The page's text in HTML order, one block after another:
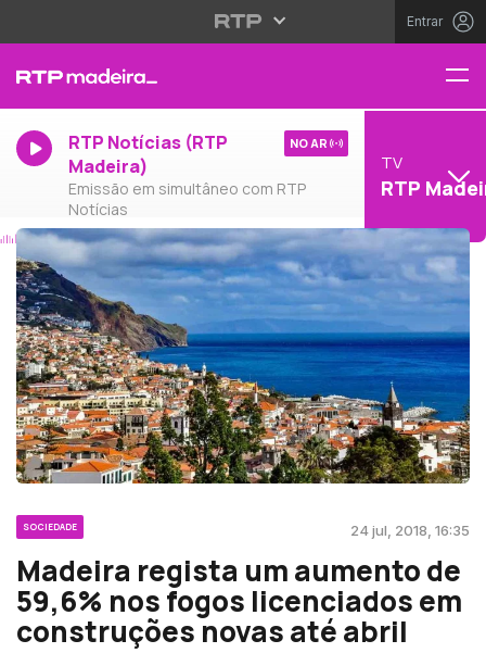
Entrar
RTP Notícias (RTP
Madeira)
Emissão em simultâneo com RTP
Notícias
NO AR
TV
RTP
SOCIEDADE 24 jul, 2018, 16:35
Madeira regista um aumento de
59,6% nos fogos licenciados em
construções novas até abril